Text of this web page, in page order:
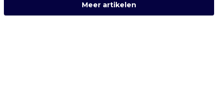
Meer artikelen